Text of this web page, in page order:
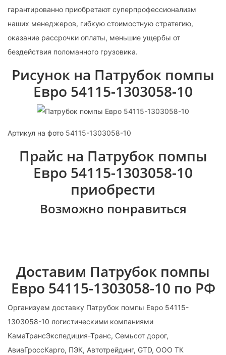
гарантированно приобретают суперпрофессионализм
наших менеджеров, гибкую стоимостную стратегию,
оказание рассрочки оплаты, меньшие ущербы от
бездействия поломанного грузовика.
Рисунок на Патрубок помпы
Евро 54115-1303058-10
Артикул на фото 54115-1303058-10
Прайс на Патрубок помпы
Евро 54115-1303058-10
приобрести
Возможно понравиться
Доставим Патрубок помпы
Евро 54115-1303058-10 по РФ
Организуем доставку Патрубок помпы Евро 54115-
1303058-10 логистическими компаниями
КамаТрансЭкспедиция-Транс, Семьсот дорог,
АвиаГроссКарго, ПЭК, Автотрейдинг, GTD, ООО ТК